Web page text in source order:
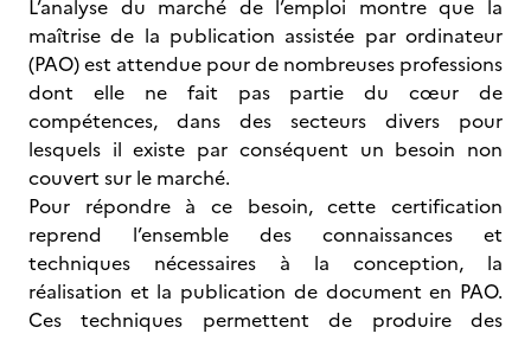
L’analyse du marché de l’emploi montre que la
maîtrise de la publication assistée par ordinateur
(PAO) est attendue pour de nombreuses professions
dont elle ne fait pas partie du cœur de
compétences, dans des secteurs divers pour
lesquels il existe par conséquent un besoin non
couvert sur le marché.
Pour répondre à ce besoin, cette certification
reprend l’ensemble des connaissances et
techniques nécessaires à la conception, la
réalisation et la publication de document en PAO.
Ces techniques permettent de produire des